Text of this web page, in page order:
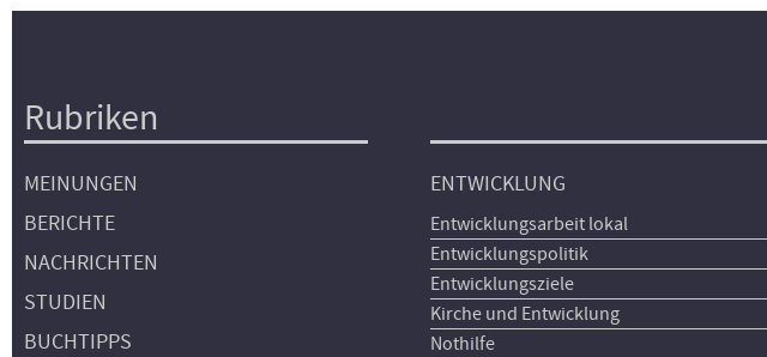
Hauptnavigation
Rubriken
MEINUNGEN
BERICHTE
NACHRICHTEN
STUDIEN
BUCHTIPPS
ENTWICKLUNG
Entwicklungsarbeit lokal
Entwicklungspolitik
Entwicklungsziele
Kirche und Entwicklung
Nothilfe